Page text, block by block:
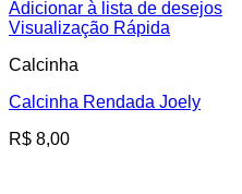
Adicionar à lista de desejos
Visualização Rápida
Calcinha
Calcinha Rendada Joely
R$ 8,00